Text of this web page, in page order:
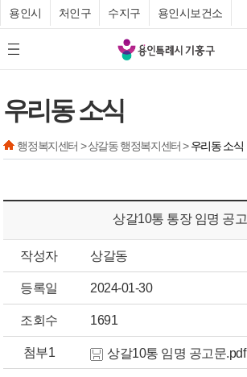
용인시 처인구 수지구 용인시보건소
모바일 메뉴 버튼
기
흥
청
우리동 소식
행정복지센터 > 상갈동 행정복지센터 >우리동 소식
상갈10통 통장 임명 공고
작성자 상갈동
등록일 2024-01-30
조회수 1691
첨부1 상갈10통 임명 공고문.pdf